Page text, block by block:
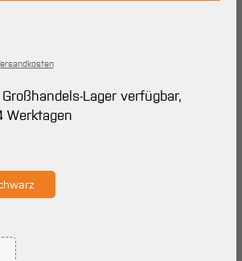
Lager verfügbar,
Werktagen
ist zurzeit nicht verfügbar.)